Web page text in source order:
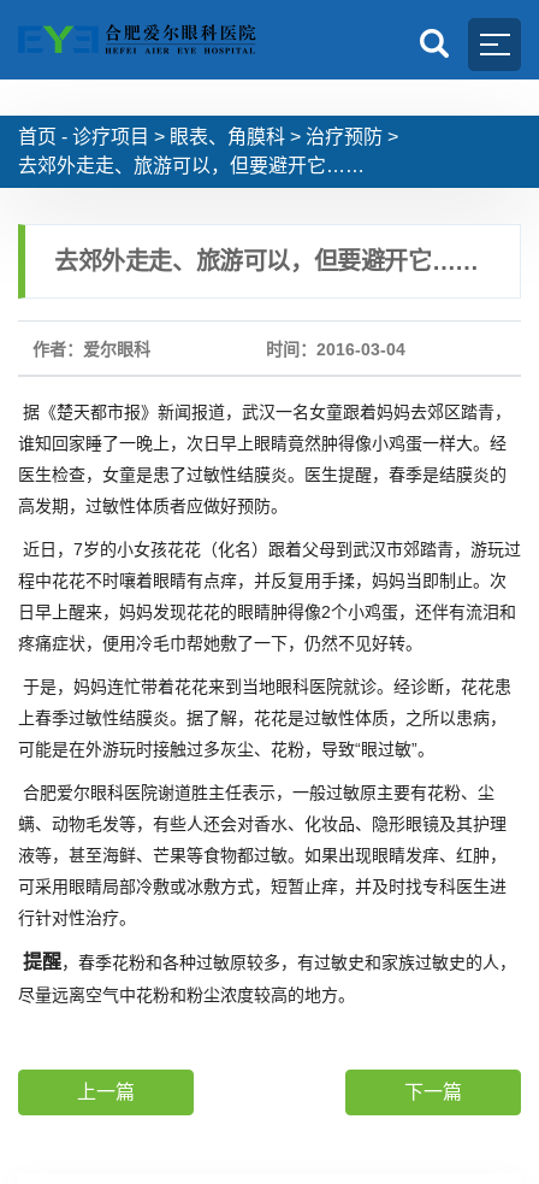
首页 - 诊疗项目 > 眼表、角膜科 > 治疗预防 >
去郊外走走、旅游可以，但要避开它……
去郊外走走、旅游可以，但要避开它……
作者：爱尔眼科 时间：2016-03-04
据《楚天都市报》新闻报道，武汉一名女童跟着妈妈去郊区踏青，
谁知回家睡了一晚上，次日早上眼睛竟然肿得像小鸡蛋一样大。经
医生检查，女童是患了过敏性结膜炎。医生提醒，春季是结膜炎的
高发期，过敏性体质者应做好预防。
近日，7岁的小女孩花花（化名）跟着父母到武汉市郊踏青，游玩过
程中花花不时嚷着眼睛有点痒，并反复用手揉，妈妈当即制止。次
日早上醒来，妈妈发现花花的眼睛肿得像2个小鸡蛋，还伴有流泪和
疼痛症状，便用冷毛巾帮她敷了一下，仍然不见好转。
于是，妈妈连忙带着花花来到当地眼科医院就诊。经诊断，花花患
上春季过敏性结膜炎。据了解，花花是过敏性体质，之所以患病，
可能是在外游玩时接触过多灰尘、花粉，导致“眼过敏”。
合肥爱尔眼科医院谢道胜主任表示，一般过敏原主要有花粉、尘
螨、动物毛发等，有些人还会对香水、化妆品、隐形眼镜及其护理
液等，甚至海鲜、芒果等食物都过敏。如果出现眼睛发痒、红肿，
可采用眼睛局部冷敷或冰敷方式，短暂止痒，并及时找专科医生进
行针对性治疗。
提醒，春季花粉和各种过敏原较多，有过敏史和家族过敏史的人，
尽量远离空气中花粉和粉尘浓度较高的地方。
上一篇 下一篇